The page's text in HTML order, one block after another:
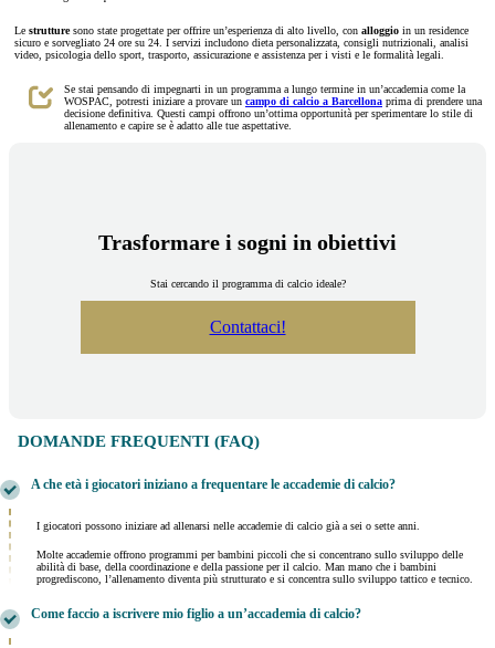
Le strutturesono state progettate per offrire un’esperienza di alto livello, con alloggio in un residence
sicuro e sorvegliato 24 ore su 24. I servizi includono dieta personalizzata, consigli nutrizionali, analisi
video, psicologia dello sport, trasporto, assicurazione e assistenza per i visti e le formalità legali.
Se stai pensando di impegnarti in un programma a lungo termine in un’accademia come la
WOSPAC, potresti iniziare a provare un campo di calcio a Barcellona prima di prendere una
decisione definitiva. Questi campi offrono un’ottima opportunità per sperimentare lo stile di
allenamento e capire se è adatto alle tue aspettative.
Trasformare i sogni in obiettivi
Stai cercando il programma di calcio ideale?
Contattaci!
DOMANDE FREQUENTI (FAQ)
A che età i giocatori iniziano a frequentare le accademie di calcio?
I giocatori possono iniziare ad allenarsi nelle accademie di calcio già a sei o sette anni.
Molte accademie offrono programmi per bambini piccoli che si concentrano sullo sviluppo delle
abilità di base, della coordinazione e della passione per il calcio. Man mano che i bambini
progrediscono, l’allenamento diventa più strutturato e si concentra sullo sviluppo tattico e tecnico.
Come faccio a iscrivere mio figlio a un’accademia di calcio?